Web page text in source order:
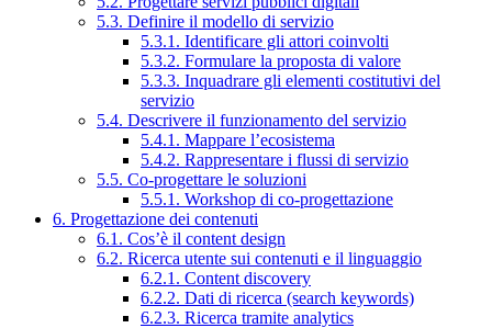
5.3. Definire il modello di servizio
5.3.1. Identificare gli attori coinvolti
5.3.2. Formulare la proposta di valore
5.3.3. Inquadrare gli elementi costitutivi del
servizio
5.4. Descrivere il funzionamento del servizio
5.4.1. Mappare l’ecosistema
5.4.2. Rappresentare i flussi di servizio
5.5. Co-progettare le soluzioni
5.5.1. Workshop di co-progettazione
6. Progettazione dei contenuti
6.1. Cos’è il content design
6.2. Ricerca utente sui contenuti e il linguaggio
6.2.1. Content discovery
6.2.2. Dati di ricerca (search keywords)
6.2.3. Ricerca tramite analytics